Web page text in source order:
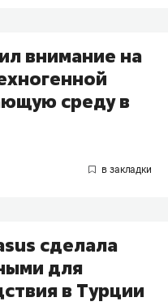
внимание на
среду в
сделала
для
в Турции